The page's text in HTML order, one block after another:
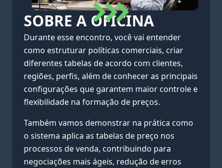
SOBRE A OFICINA
Durante esse encontro, você vai entender
como estruturar políticas comerciais, criar
diferentes tabelas de acordo com clientes,
regiões, perfis, além de conhecer as principais
configurações que garantem maior controle e
flexibilidade na formação de preços.
Também vamos demonstrar na prática como
o sistema aplica as tabelas de preço nos
processos de venda, contribuindo para
negociações mais ágeis, redução de erros